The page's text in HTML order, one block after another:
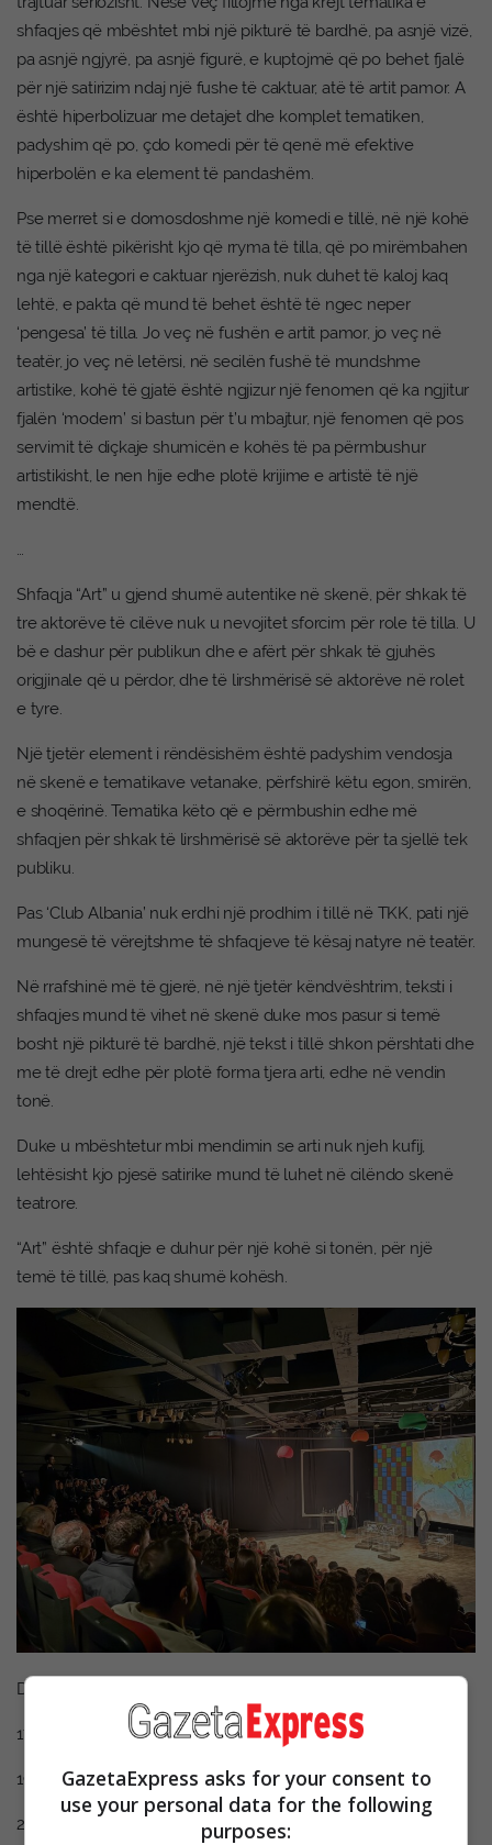
shfaqjes që mbështet mbi një pikturë të bardhë, pa asnjë vizë,
pa asnjë ngjyrë, pa asnjë figurë, e kuptojmë që po behet fjalë
për një satirizim ndaj një fushe të caktuar, atë të artit pamor. A
është hiperbolizuar me detajet dhe komplet tematiken,
padyshim që po, çdo komedi për të qenë më efektive
hiperbolën e ka element të pandashëm.
Pse merret si e domosdoshme një komedi e tillë, në një kohë
të tillë është pikërisht kjo që rryma të tilla, që po mirëmbahen
nga një kategori e caktuar njerëzish, nuk duhet të kaloj kaq
lehtë, e pakta që mund të behet është të ngec neper
‘pengesa’ të tilla. Jo veç në fushën e artit pamor, jo veç në
teatër, jo veç në letërsi, në secilën fushë të mundshme
artistike, kohë të gjatë është ngjizur një fenomen që ka ngjitur
fjalën ‘modern’ si bastun për t’u mbajtur, një fenomen që pos
servimit të diçkaje shumicën e kohës të pa përmbushur
artistikisht, le nen hije edhe plotë krijime e artistë të një
mendtë.
…
Shfaqja “Art” u gjend shumë autentike në skenë, për shkak të
tre aktorëve të cilëve nuk u nevojitet sforcim për role të tilla. U
bë e dashur për publikun dhe e afërt për shkak të gjuhës
origjinale që u përdor, dhe të lirshmërisë së aktorëve në rolet
e tyre.
Një tjetër element i rëndësishëm është padyshim vendosja
në skenë e tematikave vetanake, përfshirë këtu egon, smirën,
e shoqërinë. Tematika këto që e përmbushin edhe më
shfaqjen për shkak të lirshmërisë së aktorëve për ta sjellë tek
publiku.
Pas ‘Club Albania’ nuk erdhi një prodhim i tillë në TKK, pati një
mungesë të vërejtshme të shfaqjeve të kësaj natyre në teatër.
Në rrafshinë më të gjerë, në një tjetër këndvështrim, teksti i
shfaqjes mund të vihet në skenë duke mos pasur si temë
bosht një pikturë të bardhë, një tekst i tillë shkon përshtati dhe
me të drejt edhe për plotë forma tjera arti, edhe në vendin
tonë.
Duke u mbështetur mbi mendimin se arti nuk njeh kufij,
lehtësisht kjo pjesë satirike mund të luhet në cilëndo skenë
teatrore.
“Art” është shfaqje e duhur për një kohë si tonën, për një
temë të tillë, pas kaq shumë kohësh.
Datat e reprizave:
17 dhe 18 maj – Teatri Kombëtar i Kosovës
19 maj – Teatri i Gjilanit
21 maj – Teatri “Bekim Fehmiu”, Prizren
GazetaExpress asks for your consent to
use your personal data for the following
purposes: